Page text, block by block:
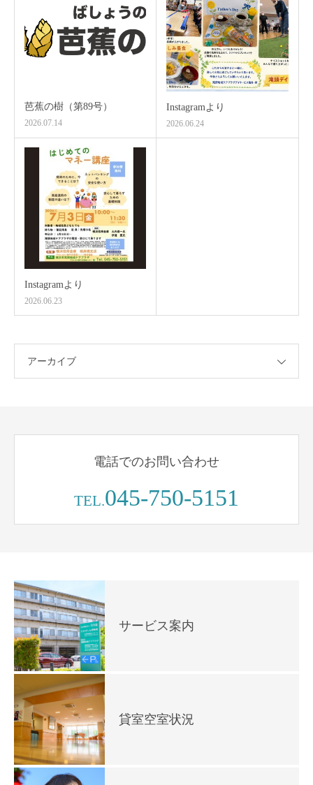
芭蕉の樹（第89号）
2026.07.14
Instagramより
2026.06.24
Instagramより
2026.06.23
アーカイブ
電話でのお問い合わせ
TEL.045-750-5151
サービス案内
貸室空室状況